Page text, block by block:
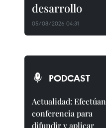
desarrollo
05/08/2026 04:31
PODCAST
Actualidad: Efectúan
conferencia para
difundir y aplicar